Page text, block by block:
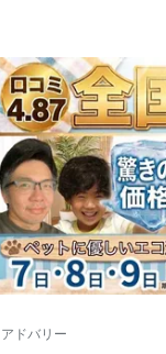
アドバリー